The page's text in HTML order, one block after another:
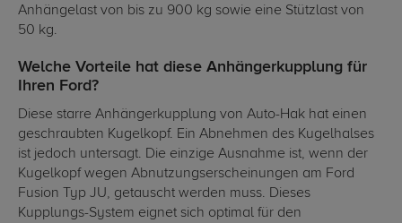
Anhängelast von bis zu 900 kg sowie eine Stützlast von
50 kg.
Welche Vorteile hat diese Anhängerkupplung für
Ihren Ford?
Diese starre Anhängerkupplung von Auto-Hak hat einen
geschraubten Kugelkopf. Ein Abnehmen des Kugelhalses
ist jedoch untersagt. Die einzige Ausnahme ist, wenn der
Kugelkopf wegen Abnutzungserscheinungen am Ford
Fusion Typ JU, getauscht werden muss. Dieses
Kupplungs-System eignet sich optimal für den